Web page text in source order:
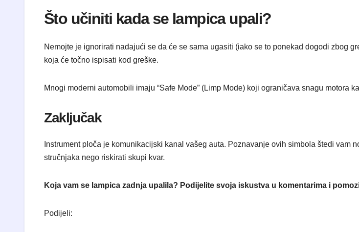
​Što učiniti kada se lampica upali?
​Nemojte je ignorirati nadajući se da će se sama ugasiti (iako se to ponekad dogodi zbog
koja će točno ispisati kod greške.
​Mnogi moderni automobili imaju “Safe Mode” (Limp Mode) koji ograničava snagu motora
​Zaključak
​Instrument ploča je komunikacijski kanal vašeg auta. Poznavanje ovih simbola štedi vam
stručnjaka nego riskirati skupi kvar.
Koja vam se lampica zadnja upalila? Podijelite svoja iskustva u komentarima i
Podijeli: